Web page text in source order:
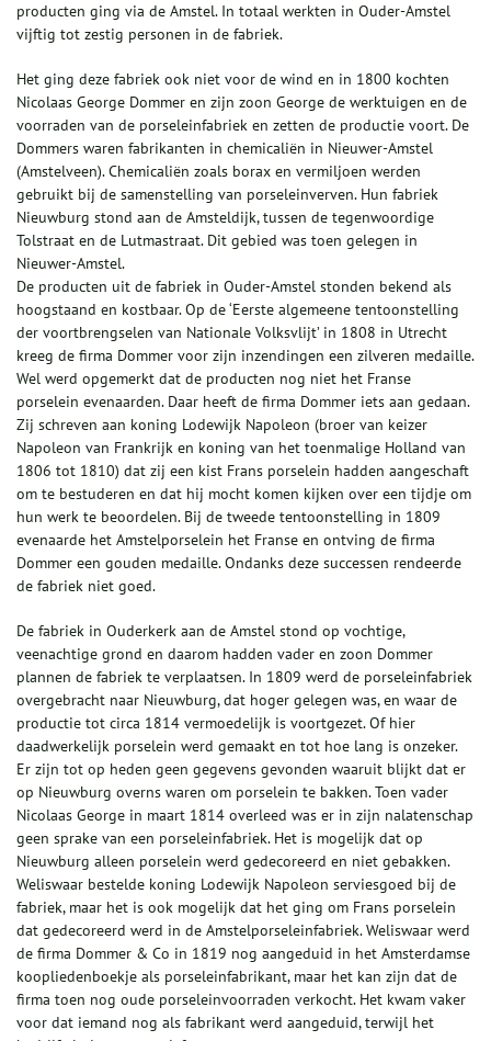
producten ging via de Amstel. In totaal werkten in Ouder-Amstel
vijftig tot zestig personen in de fabriek.
Het ging deze fabriek ook niet voor de wind en in 1800 kochten
Nicolaas George Dommer en zijn zoon George de werktuigen en de
voorraden van de porseleinfabriek en zetten de productie voort. De
Dommers waren fabrikanten in chemicaliën in Nieuwer-Amstel
(Amstelveen). Chemicaliën zoals borax en vermiljoen werden
gebruikt bij de samenstelling van porseleinverven. Hun fabriek
Nieuwburg stond aan de Amsteldijk, tussen de tegenwoordige
Tolstraat en de Lutmastraat. Dit gebied was toen gelegen in
Nieuwer-Amstel.
De producten uit de fabriek in Ouder-Amstel stonden bekend als
hoogstaand en kostbaar. Op de ‘Eerste algemeene tentoonstelling
der voortbrengselen van Nationale Volksvlijt’ in 1808 in Utrecht
kreeg de firma Dommer voor zijn inzendingen een zilveren medaille.
Wel werd opgemerkt dat de producten nog niet het Franse
porselein evenaarden. Daar heeft de firma Dommer iets aan gedaan.
Zij schreven aan koning Lodewijk Napoleon (broer van keizer
Napoleon van Frankrijk en koning van het toenmalige Holland van
1806 tot 1810) dat zij een kist Frans porselein hadden aangeschaft
om te bestuderen en dat hij mocht komen kijken over een tijdje om
hun werk te beoordelen. Bij de tweede tentoonstelling in 1809
evenaarde het Amstelporselein het Franse en ontving de firma
Dommer een gouden medaille. Ondanks deze successen rendeerde
de fabriek niet goed.
De fabriek in Ouderkerk aan de Amstel stond op vochtige,
veenachtige grond en daarom hadden vader en zoon Dommer
plannen de fabriek te verplaatsen. In 1809 werd de porseleinfabriek
overgebracht naar Nieuwburg, dat hoger gelegen was, en waar de
productie tot circa 1814 vermoedelijk is voortgezet. Of hier
daadwerkelijk porselein werd gemaakt en tot hoe lang is onzeker.
Er zijn tot op heden geen gegevens gevonden waaruit blijkt dat er
op Nieuwburg overns waren om porselein te bakken. Toen vader
Nicolaas George in maart 1814 overleed was er in zijn nalatenschap
geen sprake van een porseleinfabriek. Het is mogelijk dat op
Nieuwburg alleen porselein werd gedecoreerd en niet gebakken.
Weliswaar bestelde koning Lodewijk Napoleon serviesgoed bij de
fabriek, maar het is ook mogelijk dat het ging om Frans porselein
dat gedecoreerd werd in de Amstelporseleinfabriek. Weliswaar werd
de firma Dommer & Co in 1819 nog aangeduid in het Amsterdamse
koopliedenboekje als porseleinfabrikant, maar het kan zijn dat de
firma toen nog oude porseleinvoorraden verkocht. Het kwam vaker
voor dat iemand nog als fabrikant werd aangeduid, terwijl het